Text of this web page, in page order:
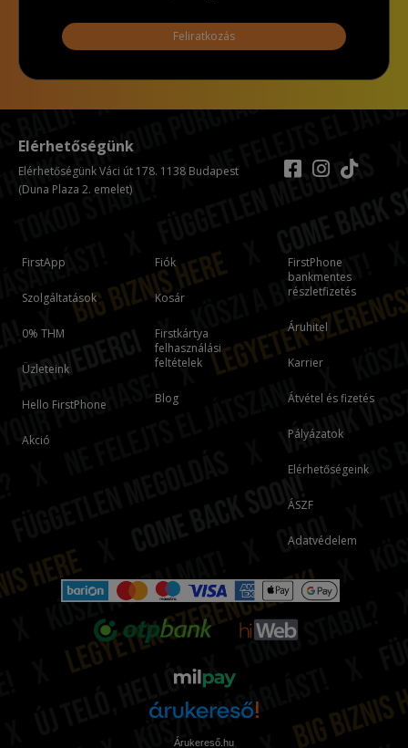
Feliratkozás
FirstApp
Szolgáltatások
0% THM
Üzleteink
Hello FirstPhone
Akció
Fiók
Kosár
Firstkártya
felhasználási
feltételek
Blog
FirstPhone
bankmentes
részletfizetés
Áruhitel
Karrier
Átvétel és fizetés
Pályázatok
Elérhetőségeink
ÁSZF
Adatvédelem
Elérhetőségünk
Elérhetőségünk Váci út 178. 1138 Budapest
(Duna Plaza 2. emelet)
Árukereső.hu